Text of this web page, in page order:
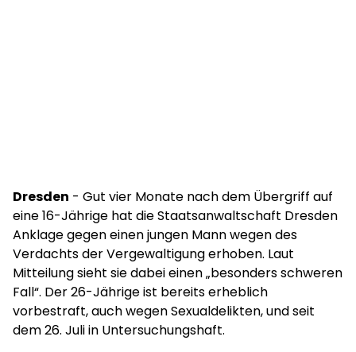
Dresden - Gut vier Monate nach dem Übergriff auf
eine 16-Jährige hat die Staatsanwaltschaft Dresden
Anklage gegen einen jungen Mann wegen des
Verdachts der Vergewaltigung erhoben. Laut
Mitteilung sieht sie dabei einen „besonders schweren
Fall“. Der 26-Jährige ist bereits erheblich
vorbestraft, auch wegen Sexualdelikten, und seit
dem 26. Juli in Untersuchungshaft.